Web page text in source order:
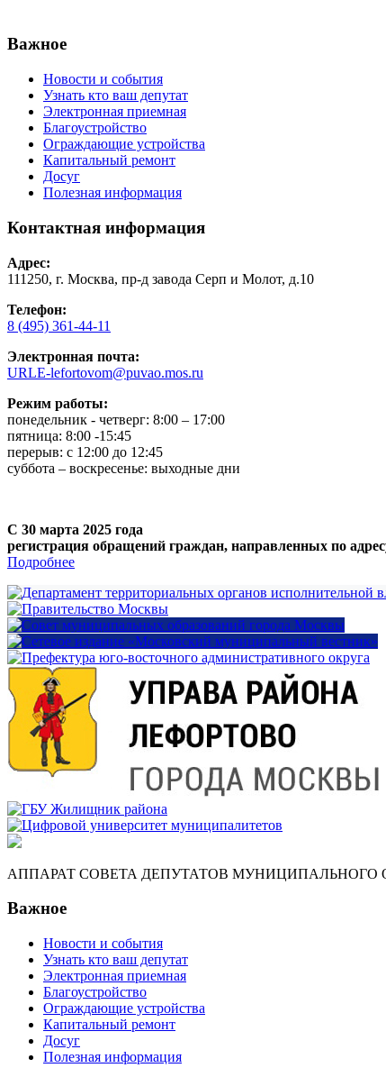
Важное
Новости и события
Узнать кто ваш депутат
Электронная приемная
Благоустройство
Ограждающие устройства
Капитальный ремонт
Досуг
Полезная информация
Контактная информация
Адрес:
111250, г. Москва, пр-д завода Серп и Молот, д.10
Телефон:
8 (495) 361-44-11
Электронная почта:
URLE-lefortovom@puvao.mos.ru
Режим работы:
понедельник - четверг: 8:00 – 17:00
пятница: 8:00 -15:45
перерыв: с 12:00 до 12:45
суббота – воскресенье: выходные дни
С 30 марта 2025 года
регистрация обращений граждан, направленных по
Подробнее
АППАРАТ СОВЕТА ДЕПУТАТОВ МУНИЦИПАЛЬНОГО
Важное
Новости и события
Узнать кто ваш депутат
Электронная приемная
Благоустройство
Ограждающие устройства
Капитальный ремонт
Досуг
Полезная информация